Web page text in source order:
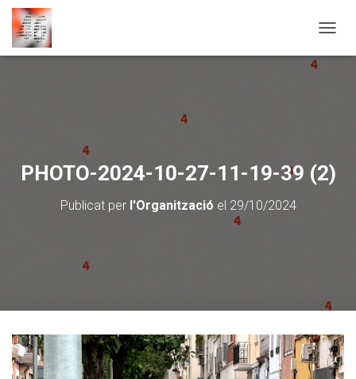
PHOTO-2024-10-27-11-19-39 (2)
Publicat per l'Organització el 29/10/2024